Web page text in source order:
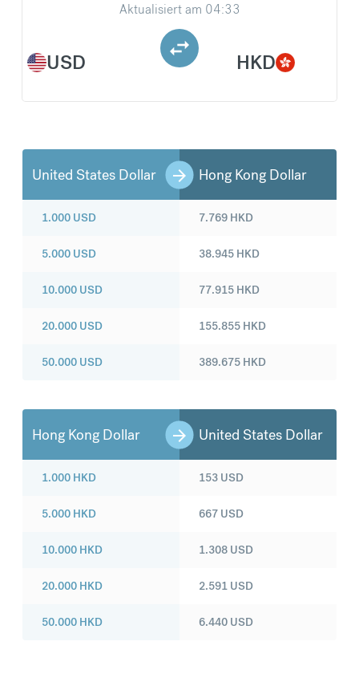
USD
Aktualisiert am 04:33
HKD
United States Dollar Hong Kong Dollar
1.000 USD
5.000 USD
10.000 USD
20.000 USD
50.000 USD
7.769 HKD
38.945 HKD
77.915 HKD
155.855 HKD
389.675 HKD
Hong Kong Dollar United States Dollar
1.000 HKD
5.000 HKD
10.000 HKD
20.000 HKD
50.000 HKD
153 USD
667 USD
1.308 USD
2.591 USD
6.440 USD